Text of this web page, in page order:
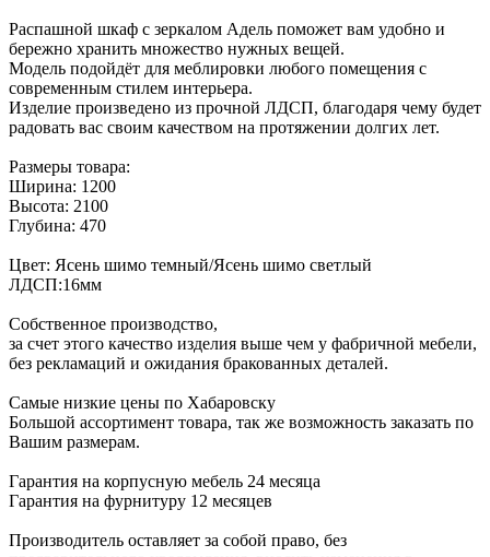
Распашной шкаф с зеркалом Адель поможет вам удобно и
бережно хранить множество нужных вещей.
Модель подойдёт для меблировки любого помещения с
современным стилем интерьера.
Изделие произведено из прочной ЛДСП, благодаря чему будет
радовать вас своим качеством на протяжении долгих лет.
Размеры товара:
Ширина: 1200
Высота: 2100
Глубина: 470
Цвет: Ясень шимо темный/Ясень шимо светлый
ЛДСП:16мм
Собственное производство,
за счет этого качество изделия выше чем у фабричной мебели,
без рекламаций и ожидания бракованных деталей.
Самые низкие цены по Хабаровску
Большой ассортимент товара, так же возможность заказать по
Вашим размерам.
Гарантия на корпусную мебель 24 месяца
Гарантия на фурнитуру 12 месяцев
Производитель оставляет за собой право, без